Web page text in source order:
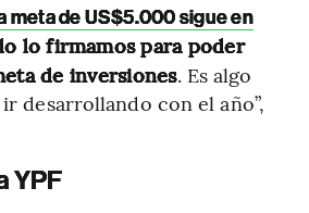
meta de US$5.000 sigue en
lo firmamos para poder
de inversiones. Es algo
desarrollando con el año”,
YPF